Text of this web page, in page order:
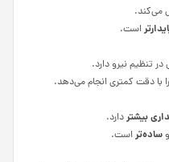
می‌کند.
است.
در تنظیم نیرو دارد.
با دقت کمتری انجام می‌دهد.
بیشتردارد.
وساده‌تراست.